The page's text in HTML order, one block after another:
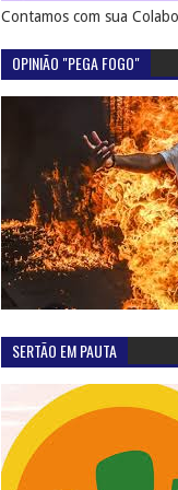
Contamos com sua
OPINIÃO "PEGA FOGO"
SERTÃO EM PAUTA